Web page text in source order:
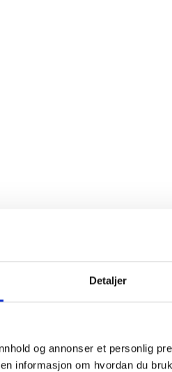
Detaljer
og annonser et personlig
informasjon om hvordan du